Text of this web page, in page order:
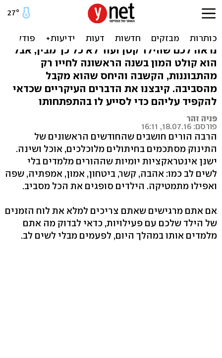
8 דברים שכדאי ללמד תינוק
לפני גיל שנה
נראה לכם שהילד קטן ועוד לא כל כך מבין, אבל
הוא קולט המון בשנה הראשונה לחייו רק
מהתבוננות, הקשבה והיחס שהוא מקבל
מהסביבה. קיבצנו את הדברים העיקריים שכדאי
להקפיד עליהם כדי לסייע לו בהתפתחותו
פניה זהר
פורסם: 18.07.16, 16:11
הרבה הורים חושבים שהחודשים הראשונים של
התינוק מסתכמים בחיתולים מלוכלכים, אוכל ושינה.
ישנן אינטראקציות יומיות שההורים מלמדים בלי
לשים לב כמו: אהבה, קשר, ביטחון, אמון, אמפתיה, שפה
ואפילו מתמטיקה. הילדים סופגים את הכל מסביב.
אם אתם מרגישים שאתם צריכים למלא את לוח הזמנים
של הילד שלכם עם פעילויות, כדאי לבדוק מה אתם
מלמדים אותו במהלך היום, לפעמים מבלי לשים לב.